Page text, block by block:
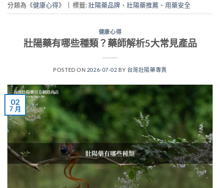
分類為《健康心得》 標籤:壯陽藥品牌 、 壯陽藥推薦 、 用藥安全
健康心得
壯陽藥有哪些種類？藥師解析5大常見產品
POSTED ON 2026-07-02 BY 台灣壯陽藥專賣
02
7 月